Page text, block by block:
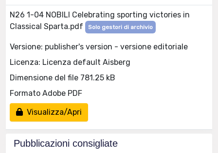
N26 1-04 NOBILI Celebrating sporting victories in
Classical Sparta.pdf
Solo gestori di archivio
Versione: publisher's version - versione editoriale
Licenza: Licenza default Aisberg
Dimensione del file 781.25 kB
Formato Adobe PDF
Visualizza/Apri
Pubblicazioni consigliate